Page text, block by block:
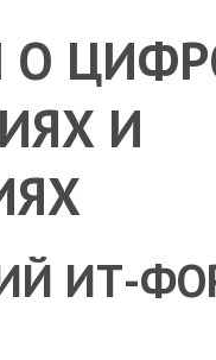
О
И
ИТ-